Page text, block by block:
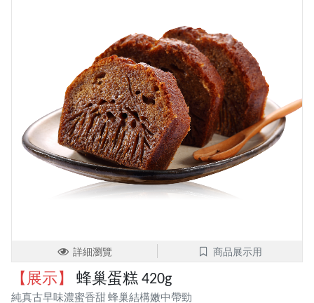
詳細瀏覽 商品展示用
【展示】 蜂巢蛋糕 420g
純真古早味濃蜜香甜 蜂巢結構嫩中帶勁